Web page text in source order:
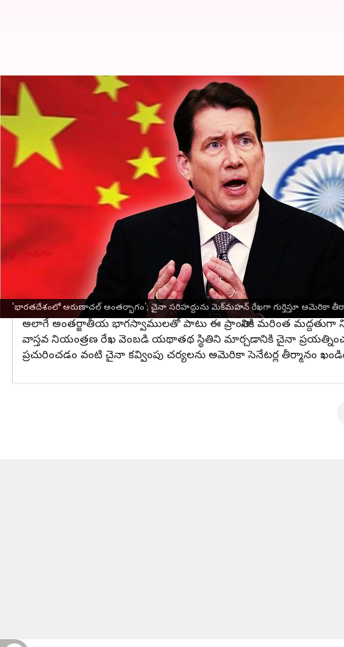
'భారతదేశంలో అరుణాచల్ అంతర్భాగం'; చైనా సరిహద్దును మెక్‌మహన్ రేఖగా గుర్తిస్తూ అమెరికా
'భారతదేశంలో అరుణాచల్ అంతర్భాగం'; చైనా
వ్రాసిన వారు Stalin 12:38 pm
ఈ వార్తాకథనం ఏంటి
అరుణాచల్‌ప్రదేశ్
-అరుణాచల్ ప్రదేశ్ మధ్య అంతర్జాతీయ సరిహద్దును మెక్‌మహన్ రేఖగా
ఇండో-పసిఫిక్‌‌లో స్వేచ్ఛ లేకుండా చైనా చేస్తున్న నేపథ్యంలో ఈ
అమెరికా
ఈ తీర్మానంతో భారత్-అమెరికా వ్యూహాత్మక భాగస్వామ్యం
తాము చేసిన తీర్మానం అరుణాచల్ ప్రదేశ్ రాష్ట్రాన్ని భారతదేశంలో
ఖండిస్తోందని హాగర్టీ పేర్కొన్నారు. అలాగే భారత్- అమెరికా వ్యూహాత్మక
అలాగే అంతర్జాతీయ భాగస్వాములతో పాటు ఈ ప్రాంతానికి మరింత మద్దతుగా
వాస్తవ నియంత్రణ రేఖ వెంబడి యథాతథ స్థితిని మార్చడానికి చైనా
ప్రచురించడం వంటి చైనా కవ్వింపు చర్యలను అమెరికా సెనేటర్ల తీర్మానం